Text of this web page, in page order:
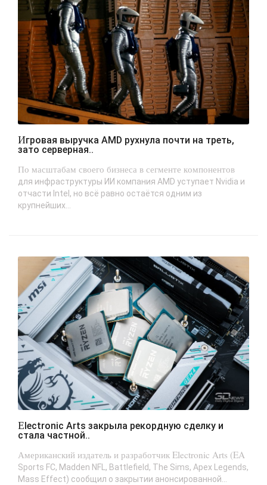
Игровая выручка AMD рухнула почти на треть,
зато серверная..
По масштабам своего бизнеса в сегменте компонентов
для инфраструктуры ИИ компания AMD уступает Nvidia и
отчасти Intel, но всё равно остаётся одним из
крупнейших...
Electronic Arts закрыла рекордную сделку и
стала частной..
Американский издатель и разработчик Electronic Arts (EA
Sports FC, Madden NFL, Battlefield, The Sims, Apex Legends,
Mass Effect) сообщил о закрытии анонсированной...